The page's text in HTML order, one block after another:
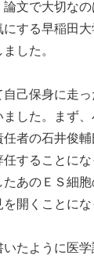
論文で大切な
にする早稲田
した。
己保身に走っ
ました。まず
任者の石井俊
任することに
たあのＥＳ細
開くことにな
たように医学